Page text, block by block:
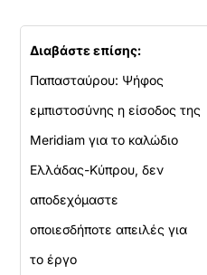
Διαβάστε επίσης:
Παπασταύρου: Ψήφος
εμπιστοσύνης η είσοδος της
Meridiam για το καλώδιο
Ελλάδας-Κύπρου, δεν
αποδεχόμαστε
οποιεσδήποτε απειλές για
το έργο